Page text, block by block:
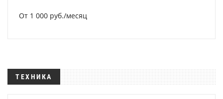
От 1 000 руб./месяц
ТЕХНИКА